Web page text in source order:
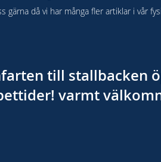
då vi har många fler artiklar i vår
till stallbacken
varmt